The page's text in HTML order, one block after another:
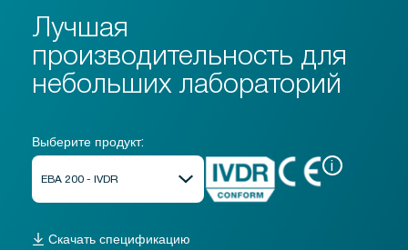
Центр поддержки
О нас
Контакты
Новости и События
Загрузки
Лучшая
производительность для
небольших лабораторий
Выберите продукт:
i
Скачать спецификацию